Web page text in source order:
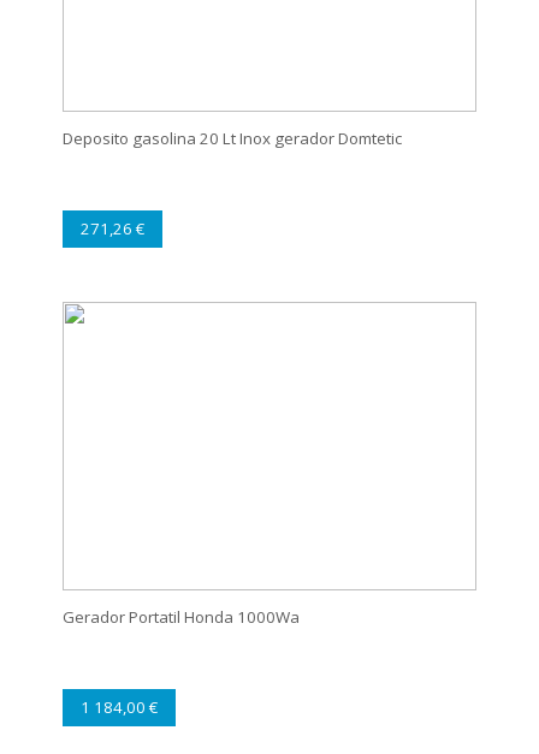
Deposito gasolina 20 Lt Inox gerador Domtetic
271,26 €
Gerador Portatil Honda 1000Wa
1 184,00 €